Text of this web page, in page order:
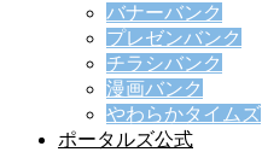
バナーバンク
プレゼンバンク
チラシバンク
漫画バンク
やわらかタイムズ
ポータルズ公式